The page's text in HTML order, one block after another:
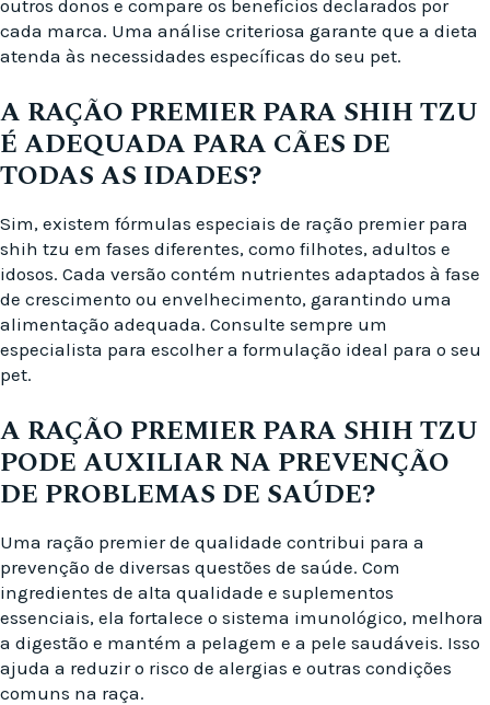
outros donos e compare os benefícios declarados por
cada marca. Uma análise criteriosa garante que a dieta
atenda às necessidades específicas do seu pet.
A RAÇÃO PREMIER PARA SHIH TZU
É ADEQUADA PARA CÃES DE
TODAS AS IDADES?
Sim, existem fórmulas especiais de ração premier para
shih tzu em fases diferentes, como filhotes, adultos e
idosos. Cada versão contém nutrientes adaptados à fase
de crescimento ou envelhecimento, garantindo uma
alimentação adequada. Consulte sempre um
especialista para escolher a formulação ideal para o seu
pet.
A RAÇÃO PREMIER PARA SHIH TZU
PODE AUXILIAR NA PREVENÇÃO
DE PROBLEMAS DE SAÚDE?
Uma ração premier de qualidade contribui para a
prevenção de diversas questões de saúde. Com
ingredientes de alta qualidade e suplementos
essenciais, ela fortalece o sistema imunológico, melhora
a digestão e mantém a pelagem e a pele saudáveis. Isso
ajuda a reduzir o risco de alergias e outras condições
comuns na raça.